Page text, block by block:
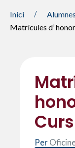
Inici
Matrícules d’
Per